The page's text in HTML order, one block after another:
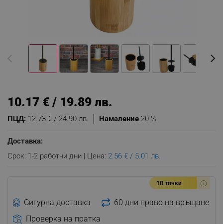
Намаление 20 %
ПЦД: 12.73 € / 24.90 лв.
10.17 € / 19.89 лв.
Доставка:
Срок: 1-2 работни дни | Цена: 2.56 € / 5.01 лв.
10 точки
Сигурна доставка
60 дни право на връщане
Проверка на пратка